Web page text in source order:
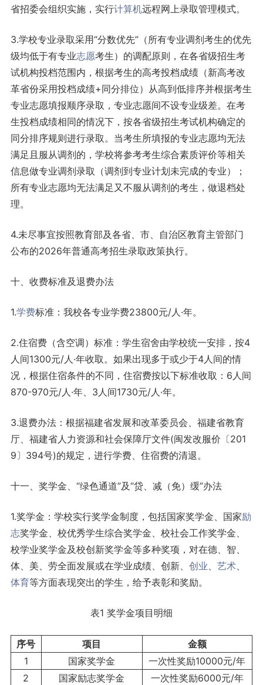
省招委会组织实施，实行计算机远程网上录取管理模式。
3.学校专业录取采用“分数优先”（所有专业调剂考生的优先
级均低于有专业志愿考生）的调配原则，在各省级招生考
试机构投档范围内，根据考生的高考投档成绩（新高考改
革省份采用投档成绩+同分排位）从高到低排序并根据考生
专业志愿填报顺序录取，专业志愿间不设专业级差。在考
生投档成绩相同的情况下，按各省级招生考试机构确定的
同分排序规则进行录取。当考生所填报的专业志愿均无法
满足且服从调剂的，学校将参考考生综合素质评价等相关
信息做专业调剂录取（调剂到专业计划未完成的专业）；
所有专业志愿均无法满足又不服从调剂的考生，做退档处
理。
4.未尽事宜按照教育部及各省、市、自治区教育主管部门
公布的2026年普通高考招生录取政策执行。
十、收费标准及退费办法
1.学费标准：我校各专业学费23800元/人·年。
2.住宿费（含空调）标准：学生宿舍由学校统一安排，按4
人间1300元/人·年收取。如果出现多于或少于4人间的情
况，根据住宿条件的不同，住宿费按以下标准收取：6人间
870-970元/人·年、3人间1730元/人·年。
3.退费办法：根据福建省发展和改革委员会、福建省教育
厅、福建省人力资源和社会保障厅文件(闽发改服价〔201
9〕394号)的规定，进行学费、住宿费的清退。
十一、 奖学金、“绿色通道”及“贷、减（免）缓”办法
1.奖学金：学校实行奖学金制度，包括国家奖学金、国家励
志奖学金、校优秀学生综合奖学金、校社会工作奖学金、
校学业奖学金及校创新奖学金等多种奖项，对在德、智、
体、美、劳全面发展或在学业成绩、创新、 创业、 艺术、
体育等方面表现突出的学生，给予表彰和奖励。
表1 奖学金项目明细
序号 项目
金额
1
国家奖学金
一次性奖励10000元/年
2
国家励志奖学金 一次性奖励6000元/年